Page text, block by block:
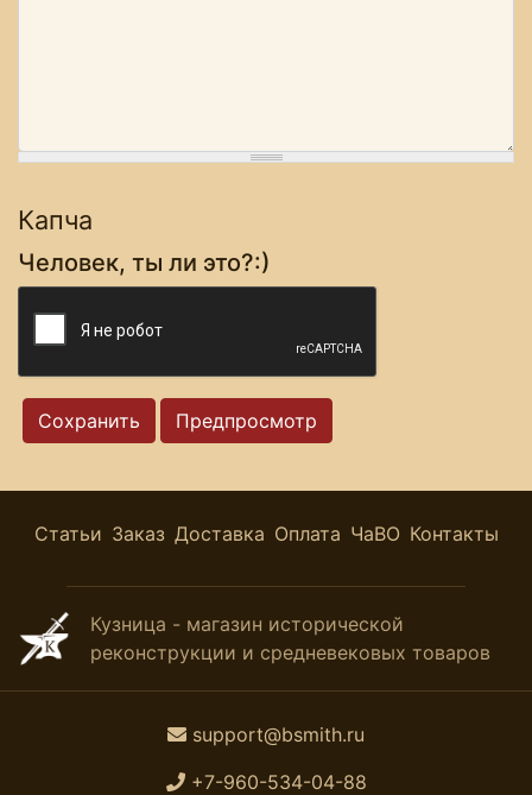
Капча
Человек, ты ли это?:)
Статьи Заказ Доставка Оплата ЧаВО Контакты
Кузница - магазин исторической
реконструкции и средневековых товаров
support@bsmith.ru
+7-960-534-04-88